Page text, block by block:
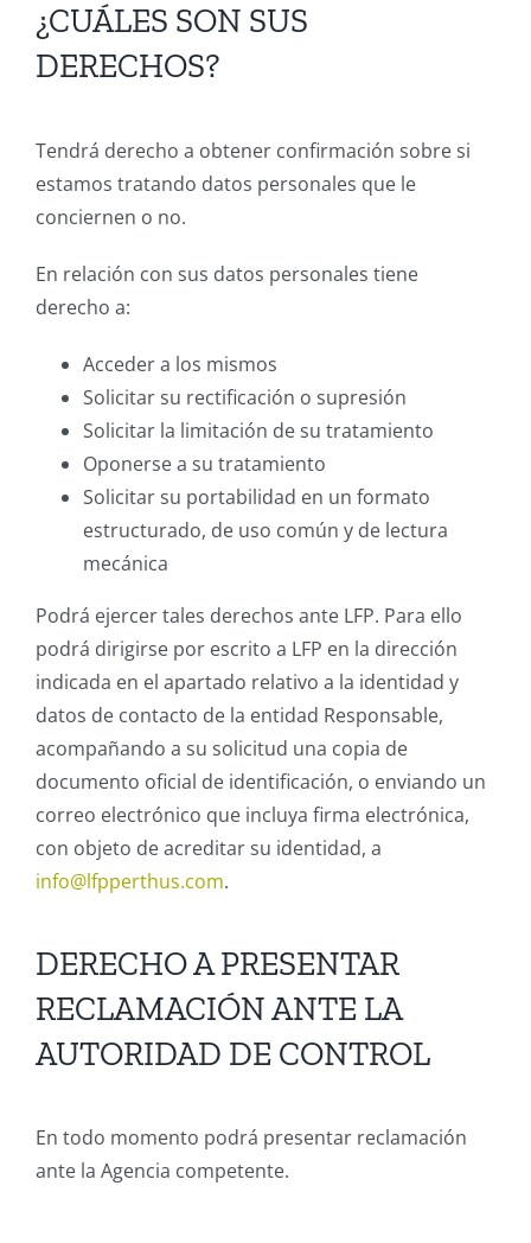
¿CUÁLES SON SUS
DERECHOS?
Tendrá derecho a obtener confirmación sobre si
estamos tratando datos personales que le
conciernen o no.
En relación con sus datos personales tiene
derecho a:
Acceder a los mismos
Solicitar su rectificación o supresión
Solicitar la limitación de su tratamiento
Oponerse a su tratamiento
Solicitar su portabilidad en un formato
estructurado, de uso común y de lectura
mecánica
Podrá ejercer tales derechos ante LFP. Para ello
podrá dirigirse por escrito a LFP en la dirección
indicada en el apartado relativo a la identidad y
datos de contacto de la entidad Responsable,
acompañando a su solicitud una copia de
documento oficial de identificación, o enviando un
correo electrónico que incluya firma electrónica,
con objeto de acreditar su identidad, a
info@lfpperthus.com.
DERECHO A PRESENTAR
RECLAMACIÓN ANTE LA
AUTORIDAD DE CONTROL
En todo momento podrá presentar reclamación
ante la Agencia competente.